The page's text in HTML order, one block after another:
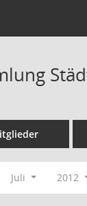
Juli 2012